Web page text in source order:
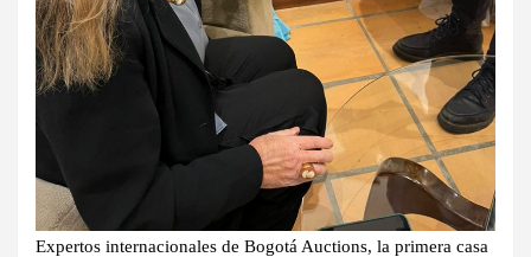
Expertos internacionales de Bogotá Auctions, la primera casa